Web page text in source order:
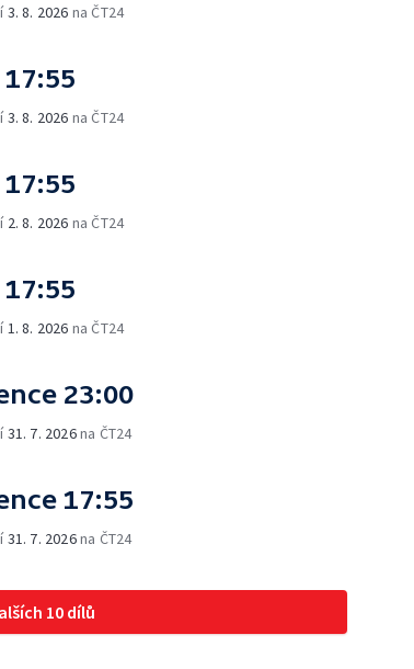
3. 8. 2026 na ČT24
3. 8. 2026 na ČT24
2. 8. 2026 na ČT24
1. 8. 2026 na ČT24
23:00
31. 7. 2026na ČT24
17:55
31. 7. 2026na ČT24
10 dílů